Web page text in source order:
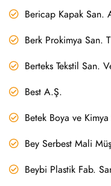
Bericap Kapak San.
Berk Prokimya San.
Berteks Tekstil San.
Best A.Ş.
Betek Boya ve
Bey Serbest Mali
Beybi Plastik Fab.